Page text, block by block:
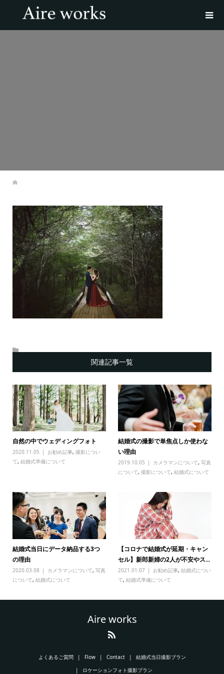
関連記事一覧
自然の中でウェディングフォト
2020.11.05 お勧め記事, 撮影につい
て, 結婚式準備について
結婚式の撮影で単焦点しか使わな
い理由
2019.10.05 カメラマンについて,写真
について,撮影について,結婚式について
結婚式当日にデータ納品する3つ
の理由
2020.03.08 カメラマンについて, 写真
について, 結婚式について
【コロナで結婚式が延期・キャン
セル】新郎新婦の2人が不安やス...
2021.01.07 お勧め記事,結婚式につい
て,結婚式準備について
Aire works
よくあるご質問 Flow Contact
結婚式当日撮影プラン
ロケーションフォト撮影プラン